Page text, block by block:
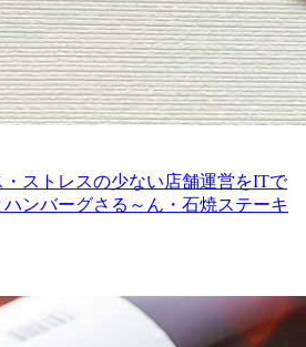
ストレスの少ない店舗運営をITで
ンバーグさる～ん・石焼ステーキ